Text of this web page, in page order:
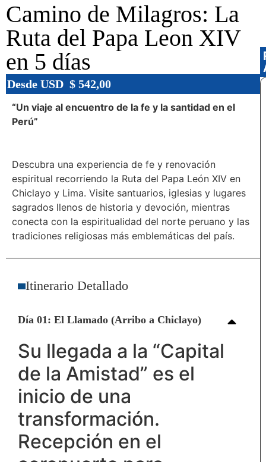
Camino de Milagros: La
Ruta del Papa Leon XIV
en 5 días
Desde USD $ 542,00
“Un viaje al encuentro de la fe y la santidad en el
Perú”
Descubra una experiencia de fe y renovación
espiritual recorriendo la Ruta del Papa León XIV en
Chiclayo y Lima. Visite santuarios, iglesias y lugares
sagrados llenos de historia y devoción, mientras
conecta con la espiritualidad del norte peruano y las
tradiciones religiosas más emblemáticas del país.
Itinerario Detallado
Día 01: El Llamado (Arribo a Chiclayo)
Su llegada a la “Capital
de la Amistad” es el
inicio de una
transformación.
Recepción en el